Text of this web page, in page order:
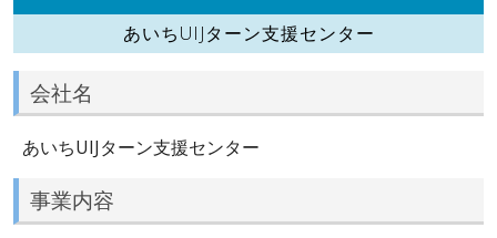
あいちUIJターン支援センター
会社名
あいちUIJターン支援センター
事業内容